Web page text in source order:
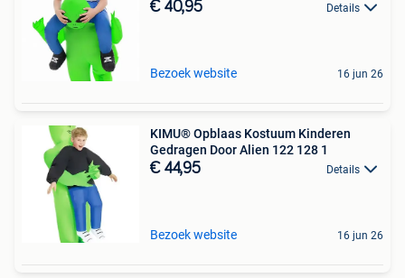
€ 40,95 Details
Bezoek website 16 jun 26
KIMU® Opblaas Kostuum Kinderen
Gedragen Door Alien 122 128 1
€ 44,95 Details
Bezoek website 16 jun 26